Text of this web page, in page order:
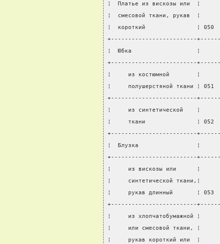
¦  Платье из вискозы
¦  смесовой ткани,
¦  короткий               ¦
+-------------------------
¦  Юбка                   ¦
+-------------------------
¦     из костюмной
¦     полушерстяной
+-------------------------
¦     из синтетической
¦     ткани               ¦
+-------------------------
¦  Блузка                 ¦
+-------------------------
¦     из вискозы или
¦     синтетической
¦     рукав длинный
+-------------------------
¦     из
¦     или смесовой
¦     рукав короткий